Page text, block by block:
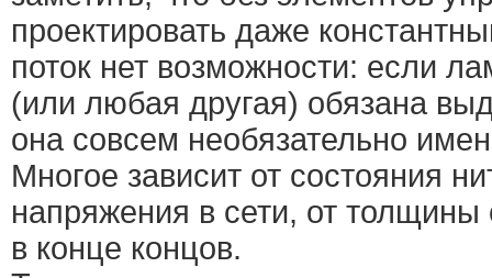
проектировать даже
поток нет возможности: если
(или любая другая) обязана
она совсем необязательно
Многое зависит от состояния
напряжения в сети, от
в конце концов.